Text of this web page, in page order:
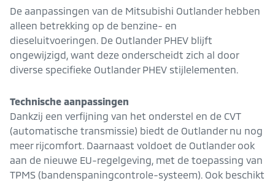
De aanpassingen van de Mitsubishi Outlander hebben
alleen betrekking op de benzine- en
dieseluitvoeringen. De Outlander PHEV blijft
ongewijzigd, want deze onderscheidt zich al door
diverse specifieke Outlander PHEV stijlelementen.
Technische aanpassingen
Dankzij een verfijning van het onderstel en de CVT
(automatische transmissie) biedt de Outlander nu nog
meer rijcomfort. Daarnaast voldoet de Outlander ook
aan de nieuwe EU-regelgeving, met de toepassing van
TPMS (bandenspaningcontrole-systeem). Ook beschikt